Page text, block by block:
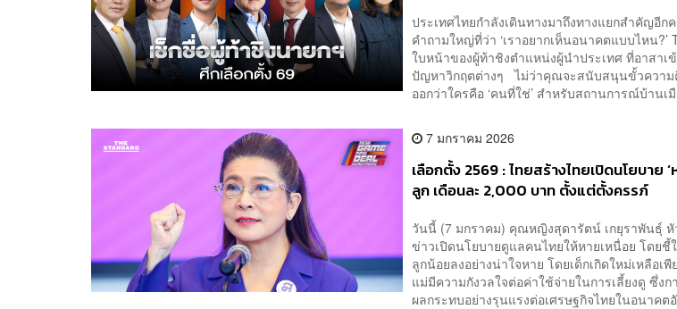
ประเทศไทยกำลังเดินทางมาถึงทางแยกสำคัญอีก
คำถามใหญ่ที่ว่า ‘เราอยากเห็นอนาคตแบบไหน?’
ใบหน้าของผู้ท้าชิงตำแหน่งผู้นำประเทศ ที่อาสา
ปัญหาวิกฤตต่างๆ ไม่ว่าคุณจะสนับสนุนขั้วความ
ออกว่าใครคือ ‘คนที่ใช่’ สำหรับสถานการณ์บ้านเ
7 มกราคม 2026
เลือกตั้ง 2569 : ไทยสร้างไทยเปิดนโยบาย
ลูก เดือนละ 2,000 บาท ตั้งแต่ตั้งครรภ์
วันนี้ (7 มกราคม) คุณหญิงสุดารัตน์ เกยุราพันธุ์ หั
ข่าวเปิดนโยบายดูแลคนไทยให้หายเหนื่อย โดย
ลูกน้อยลงอย่างน่าใจหาย โดยเด็กเกิดใหม่เหลือเ
แม่มีความกังวลใจต่อค่าใช้จ่ายในการเลี้ยงดู ซึ่งก
ผลกระทบอย่างรุนแรงต่อเศรษฐกิจไทยในอนาคต